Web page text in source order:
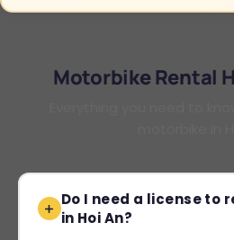
Motorbike Rental
Do I need a license to
in Hoi An?